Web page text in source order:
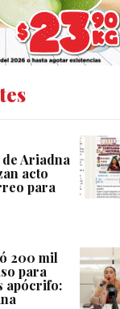
Ariadna
acto
para
200 mil
para
apócrifo: